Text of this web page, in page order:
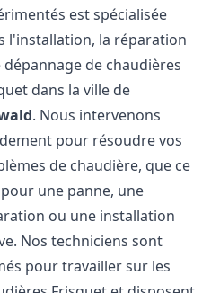
est spécialisée
l'installation, la réparation
dépannage de chaudières
dans la ville de
. Nous intervenons
pour résoudre vos
de chaudière, que ce
une panne, une
ou une installation
Nos techniciens sont
pour travailler sur les